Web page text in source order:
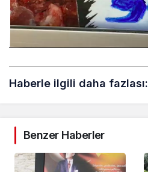
Haberle ilgili daha fazlası:
Benzer Haberler